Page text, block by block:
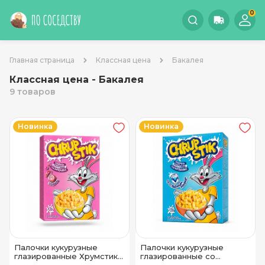
0
Главная страница Классная цена Бакалея
Классная цена - Бакалея
9 товаров
Новинка
Палочки кукурузные
глазированные Хрумстик
Новинка
Палочки кукурузные
глазированные со